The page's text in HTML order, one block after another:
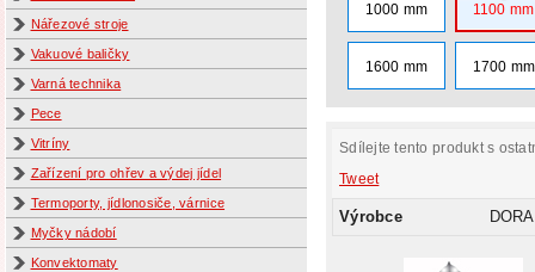
Nářezové stroje
Vakuové baličky
Varná technika
Pece
Vitríny
Zařízení pro ohřev a výdej jídel
Termoporty, jídlonosiče, várnice
Myčky nádobí
Konvektomaty
1000 mm 1100 mm
1600 mm 1700 mm
Sdílejte tento produkt s
Tweet
Výrobce